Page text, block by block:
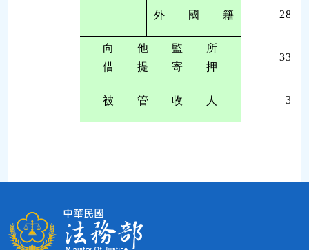
外 國 籍 286
向 他 監 所
借 提 寄 押
335
被 管 收 人 30